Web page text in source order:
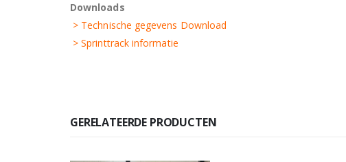
Downloads
> Technische gegevens Download
> Sprinttrack informatie
GERELATEERDE PRODUCTEN